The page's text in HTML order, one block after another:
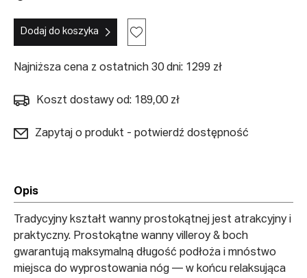
Dodaj do koszyka
Najniższa cena z ostatnich 30 dni: 1299 zł
Koszt dostawy od: 189,00 zł
Zapytaj o produkt - potwierdź dostępność
Opis
Tradycyjny kształt wanny prostokątnej jest atrakcyjny i
praktyczny. Prostokątne wanny villeroy & boch
gwarantują maksymalną długość podłoża i mnóstwo
miejsca do wyprostowania nóg — w końcu relaksująca